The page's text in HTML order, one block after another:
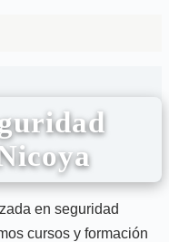
en seguridad
cursos y formación